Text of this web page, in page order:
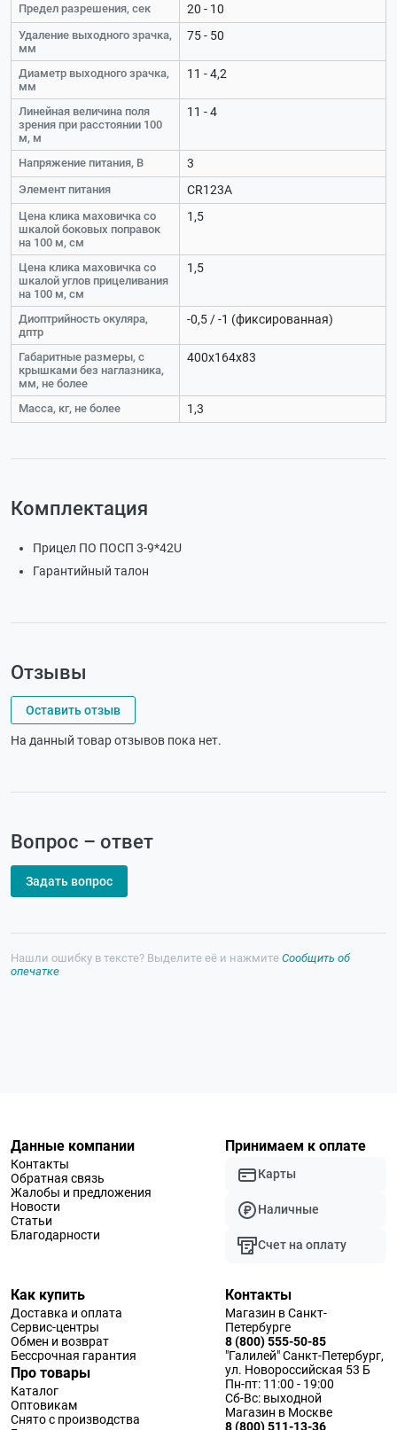
Предел разрешения, сек 20 - 10
Удаление выходного зрачка,
мм
75 - 50
Диаметр выходного зрачка,
мм
11 - 4,2
Линейная величина поля
зрения при расстоянии 100
м, м
11 - 4
Напряжение питания, В 3
Элемент питания CR123A
Цена клика маховичка со
шкалой боковых поправок
на 100 м, см
1,5
Цена клика маховичка со
шкалой углов прицеливания
на 100 м, см
1,5
Диоптрийность окуляра,
дптр
-0,5 / -1 (фиксированная)
Габаритные размеры, с
крышками без наглазника,
мм, не более
400х164х83
Масса, кг, не более 1,3
Комплектация
Прицел ПО ПОСП 3-9*42U
Гарантийный талон
Отзывы
Оставить отзыв
На данный товар отзывов пока нет.
Вопрос – ответ
Задать вопрос
Нашли ошибку в тексте? Выделите её и нажмите Сообщить об
опечатке
Данные компании
Контакты
Обратная связь
Жалобы и предложения
Новости
Статьи
Благодарности
Принимаем к оплате
Карты
Наличные
Счет на оплату
Как купить
Доставка и оплата
Сервис-центры
Обмен и возврат
Бессрочная гарантия
Про товары
Каталог
Оптовикам
Снято с производства
Контакты
Магазин в Санкт-
Петербурге
8 (800) 555-50-85
"Галилей" Санкт-Петербург,
ул. Новороссийская 53 Б
Пн-пт: 11:00 - 19:00
Сб-Вс: выходной
Магазин в Москве
8 (800) 511-13-36